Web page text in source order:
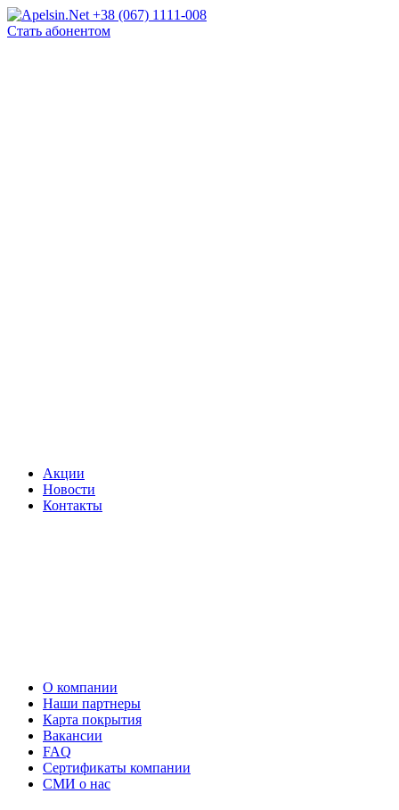
+38 (067) 1111-008
Стать абонентом
Акции
Новости
Контакты
О компании
Наши партнеры
Карта покрытия
Вакансии
FAQ
Сертификаты компании
СМИ о нас